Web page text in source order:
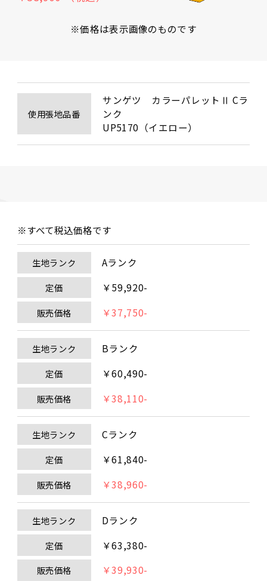
※価格は表示画像のものです
使用張地品番
サンゲツ　カラーパレットⅡ Cラ
ンク
UP5170（イエロー）
※すべて税込価格です
生地ランク Aランク
定価 ￥59,920-
販売価格 ￥37,750-
生地ランク Bランク
定価 ￥60,490-
販売価格 ￥38,110-
生地ランク Cランク
定価 ￥61,840-
販売価格 ￥38,960-
生地ランク Dランク
定価 ￥63,380-
販売価格 ￥39,930-